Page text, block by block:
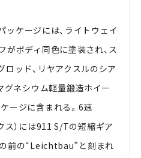
ッケージには、ライトウェイ
がボディ同色に塗装され、ス
ロッド、リヤアクスルのシア
グネシウム軽量鍛造ホイー
ージに含まれる。6速
ス）には911 S/Tの短縮ギア
前の“Leichtbau”と刻まれ